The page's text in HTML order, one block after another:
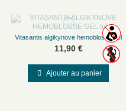
Vitasantis algikynove hemoblosse gel
11,90 €
Ajouter au panier